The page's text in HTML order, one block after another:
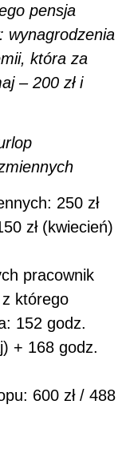
pensja
wynagrodzenia
która za
– 200 zł i
250 zł
zł (kwiecień)
pracownik
którego
152 godz.
+ 168 godz.
600 zł / 488